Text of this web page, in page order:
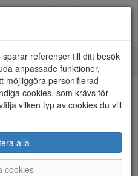
filter
referenser till ditt besök
anpassade funktioner,
möjliggöra personifierad
cookies, som krävs för
vilken typ av cookies du vill
alla
cookies